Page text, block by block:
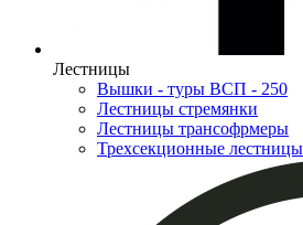
Лестницы
Вышки - туры ВСП - 250
Лестницы стремянки
Лестницы трансофрмеры
Трехсекционные